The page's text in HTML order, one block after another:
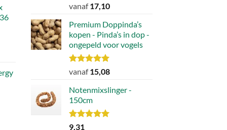
Waardering
uit 5
vanaf17,10
Premium Doppinda’s
kopen - Pinda’s in dop -
ongepeld voor vogels
Waardering
uit 5
vanaf15,08
Notenmixslinger -
150cm
Waardering
9,31